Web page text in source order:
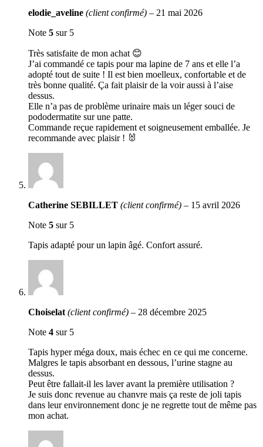
elodie_aveline (client confirmé) – 21 mai 2026
Note 5 sur 5
Très satisfaite de mon achat 😊
J’ai commandé ce tapis pour ma lapine de 7 ans et elle l’a
adopté tout de suite ! Il est bien moelleux, confortable et de
très bonne qualité. Ça fait plaisir de la voir aussi à l’aise
dessus.
Elle n’a pas de problème urinaire mais un léger souci de
pododermatite sur une patte.
Commande reçue rapidement et soigneusement emballée. Je
recommande avec plaisir ! 🐰
Catherine SEBILLET (client confirmé) – 15 avril 2026
Note 5 sur 5
Tapis adapté pour un lapin âgé. Confort assuré.
Choiselat (client confirmé) – 28 décembre 2025
Note 4 sur 5
Tapis hyper méga doux, mais échec en ce qui me concerne.
Malgres le tapis absorbant en dessous, l’urine stagne au
dessus.
Peut être fallait-il les laver avant la première utilisation ?
Je suis donc revenue au chanvre mais ça reste de joli tapis
dans leur environnement donc je ne regrette tout de même pas
mon achat.